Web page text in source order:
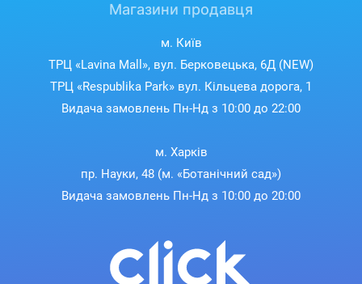
Магазини продавця
м. Київ
ТРЦ «Lavina Mall», вул. Берковецька, 6Д (NEW)
ТРЦ «Respublika Park» вул. Кільцева дорога, 1
Видача замовлень Пн-Нд з 10:00 до 22:00
м. Харків
пр. Науки, 48 (м. «Ботанічний сад»)
Видача замовлень Пн-Нд з 10:00 до 20:00